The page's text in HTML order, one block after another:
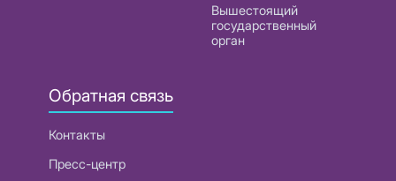
Вышестоящий
государственный
орган
Обратная связь
Контакты
Пресс-центр